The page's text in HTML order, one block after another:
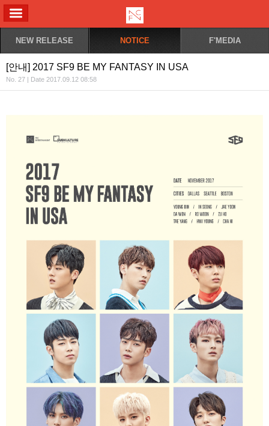
NEW RELEASE NOTICE F'MEDIA
[안내] 2017 SF9 BE MY FANTASY IN USA
No. 27 | Date 2017.09.12 08:58